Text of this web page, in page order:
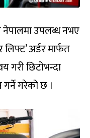
नेपालमा उपलब्ध नभए
अर्डर मार्फत
गरी छिटोभन्दा
गरेको छ ।